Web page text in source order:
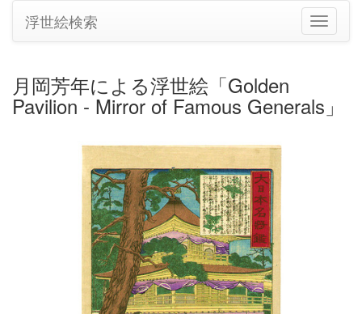
ナ
ビ
ョ
ン
浮世絵検索
月岡芳年による浮世絵「Golden
Pavilion - Mirror of Famous Generals」